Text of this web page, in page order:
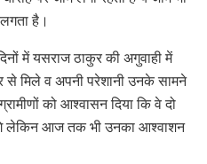
है।
में यसराज ठाकुर की अगुवाही में
से मिले व अपनी परेशानी उनके सामने
को आश्वासन दिया कि वे दो
लेकिन आज तक भी उनका आश्वाशन